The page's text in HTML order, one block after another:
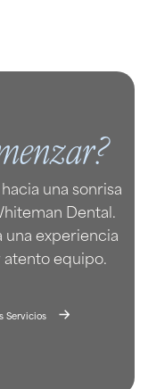
una sonrisa
Dental.
una experiencia
equipo.
Servicios